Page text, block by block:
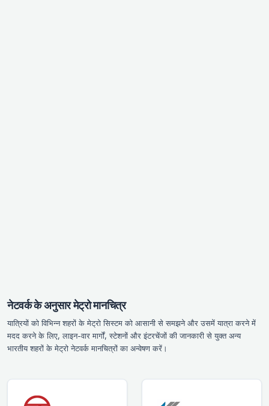
नेटवर्क के अनुसार मेट्रो मानचित्र
यात्रियों को विभिन्न शहरों के मेट्रो सिस्टम को आसानी से समझने और उसमें यात्रा करने में
मदद करने के लिए, लाइन-वार मार्गों, स्टेशनों और इंटरचेंजों की जानकारी से युक्त अन्य
भारतीय शहरों के मेट्रो नेटवर्क मानचित्रों का अन्वेषण करें।